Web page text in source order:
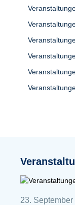
23. September